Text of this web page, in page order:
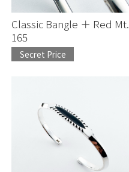
Classic Bangle ＋ Red Mt.
165
Secret Price